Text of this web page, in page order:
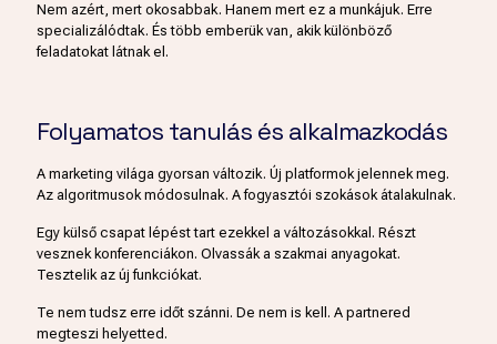
Nem azért, mert okosabbak. Hanem mert ez a munkájuk. Erre
specializálódtak. És több emberük van, akik különböző
feladatokat látnak el.
Folyamatos tanulás és alkalmazkodás
A marketing világa gyorsan változik. Új platformok jelennek meg.
Az algoritmusok módosulnak. A fogyasztói szokások átalakulnak.
Egy külső csapat lépést tart ezekkel a változásokkal. Részt
vesznek konferenciákon. Olvassák a szakmai anyagokat.
Tesztelik az új funkciókat.
Te nem tudsz erre időt szánni. De nem is kell. A partnered
megteszi helyetted.